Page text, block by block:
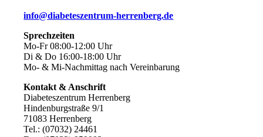
info@diabeteszentrum-herrenberg.de
Sprechzeiten
Mo-Fr 08:00-12:00 Uhr
Di & Do 16:00-18:00 Uhr
Mo- & Mi-Nachmittag nach Vereinbarung
Kontakt & Anschrift
Diabeteszentrum Herrenberg
Hindenburgstraße 9/1
71083 Herrenberg
Tel.: (07032) 24461